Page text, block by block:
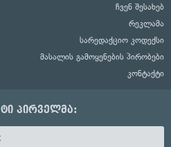
ჩვენ შესახებ
რეკლამა
სარედაქციო კოდექსი
მასალის გამოყენების პირობები
კონტაქტი
პირველმა: